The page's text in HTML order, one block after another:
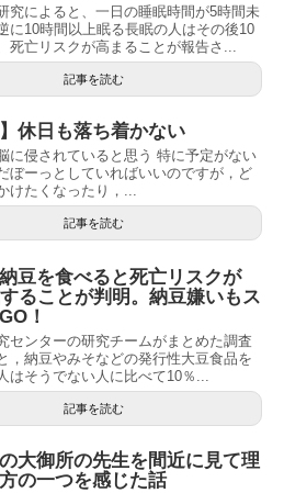
究によると、一日の睡眠時間が5時間未
に10時間以上眠る長眠の人はその後10
死亡リスクが高まることが報告さ...
記事を読む
】休日も落ち着かない
に侵されていると思う 特に予定がない
ぼーっとしていればいいのですが，ど
けたくなったり，...
記事を読む
納豆を食べると死亡リスクが
ることが判明。納豆嫌いもス
！
センターの研究チームがまとめた調査
，納豆やみそなどの発行性大豆食品を
はそうでない人に比べて10％...
記事を読む
大御所の先生を間近に見て理
の一つを感じた話